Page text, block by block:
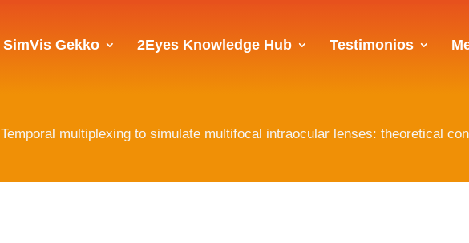
SimVis Gekko 2Eyes Knowledge Hub Testimonios
Temporal multiplexing to simulate multifocal intraocular lenses: theoretical